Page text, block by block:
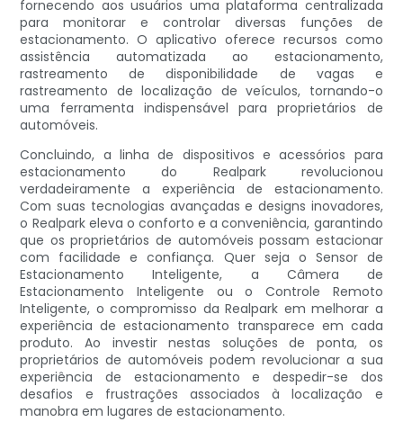
fornecendo aos usuários uma plataforma centralizada
para monitorar e controlar diversas funções de
estacionamento. O aplicativo oferece recursos como
assistência automatizada ao estacionamento,
rastreamento de disponibilidade de vagas e
rastreamento de localização de veículos, tornando-o
uma ferramenta indispensável para proprietários de
automóveis.
Concluindo, a linha de dispositivos e acessórios para
estacionamento do Realpark revolucionou
verdadeiramente a experiência de estacionamento.
Com suas tecnologias avançadas e designs inovadores,
o Realpark eleva o conforto e a conveniência, garantindo
que os proprietários de automóveis possam estacionar
com facilidade e confiança. Quer seja o Sensor de
Estacionamento Inteligente, a Câmera de
Estacionamento Inteligente ou o Controle Remoto
Inteligente, o compromisso da Realpark em melhorar a
experiência de estacionamento transparece em cada
produto. Ao investir nestas soluções de ponta, os
proprietários de automóveis podem revolucionar a sua
experiência de estacionamento e despedir-se dos
desafios e frustrações associados à localização e
manobra em lugares de estacionamento.